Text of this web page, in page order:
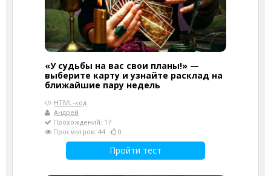
«У судьбы на вас свои планы!» —
выберите карту и узнайте расклад на
ближайшие пару недель
HTML-код
Андрей
Прохождений: 17
Просмотров: 44
0
Пройти тест